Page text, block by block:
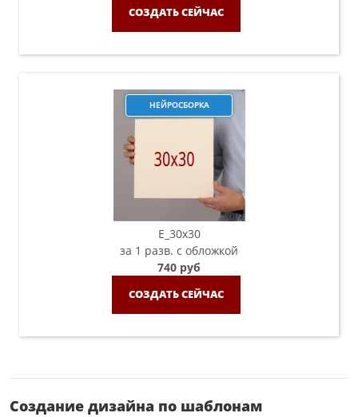
СОЗДАТЬ СЕЙЧАС
НЕЙРОСБОРКА
E_30х30
за 1 разв. с обложкой
740 руб
СОЗДАТЬ СЕЙЧАС
Создание дизайна по шаблонам